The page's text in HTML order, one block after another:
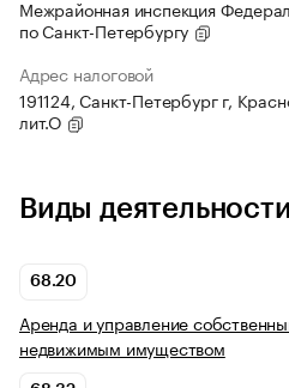
Межрайонная инспекция
по Санкт-Петербургу
Адрес налоговой
191124, Санкт-Петербург г,
лит.О
Виды деятельности
68.20
Аренда и управление
недвижимым имуществом